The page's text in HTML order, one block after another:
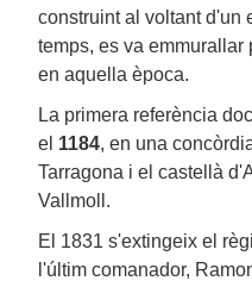
construint al voltant d'un
temps, es va
en aquella època.
La primera referència
el 1184, en una
Tarragona i el castellà
Vallmoll.
El 1831 s'extingeix el
l'últim comanador,